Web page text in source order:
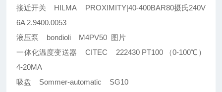
接近开关 HILMA PROXIMITY|40-400BAR80摄氏240V
6A 2.9400.0053
液压泵 bondioli M4PV50 图片
一体化温度变送器 CITEC 222430 PT100 （0-100℃）
4-20MA
吸盘 Sommer-automatic SG10